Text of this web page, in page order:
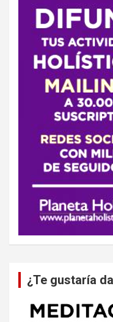
¿Te gustaría